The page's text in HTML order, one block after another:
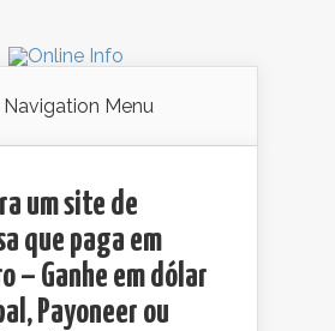
Navigation Menu
um site de
que paga em
– Ganhe em dólar
Payoneer ou